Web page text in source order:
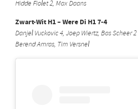
Hidde Fiolet 2, Max Daans
Zwart-Wit H1 – Were Di H1 7-4
Danjel Vuckovic 4, Joep Wiertz, Bas Scheer 2
Berend Amras, Tim Versnel